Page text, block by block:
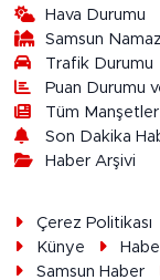
Hava Durumu
Samsun
Trafik Durumu
Puan Durumu
Tüm Manşetler
Son Dakika
Haber Arşivi
Çerez Politikası
Künye
Samsun Haber